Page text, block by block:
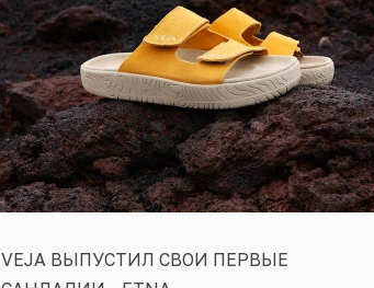
VEJA ВЫПУСТИЛ СВОИ ПЕРВЫЕ